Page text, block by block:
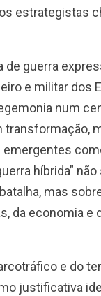
estrategistas
de guerra
e militar dos
num
transformação,
emergentes
híbrida”
mas
da economia e
e do
justificativa